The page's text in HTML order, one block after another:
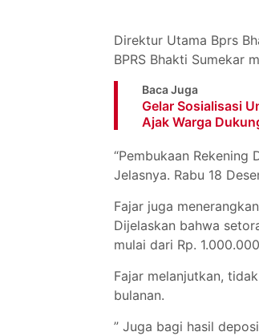
Direktur Utama Bprs
BPRS Bhakti Sumekar
Baca Juga
Gelar Sosialisasi
Ajak Warga
“Pembukaan Rekening
Jelasnya. Rabu 18
Fajar juga
Dijelaskan bahwa
mulai dari Rp.
Fajar melanjutkan,
bulanan.
” Juga bagi hasil